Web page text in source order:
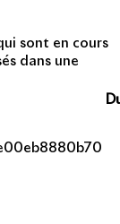
sont en cours
dans une